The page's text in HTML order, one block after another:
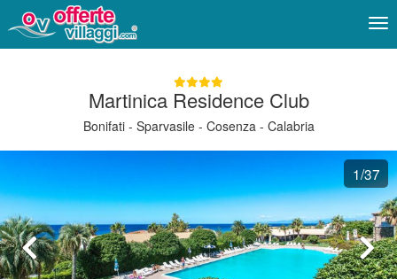
Martinica Residence Club
Bonifati - Sparvasile - Cosenza - Calabria
1/37